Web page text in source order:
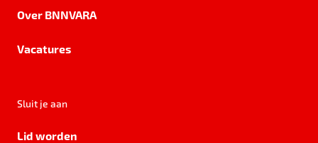
Over BNNVARA
Vacatures
Sluit je aan
Lid worden